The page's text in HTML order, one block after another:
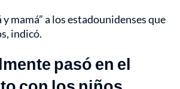
y mamá” a los estadounidenses que
indicó.
pasó en el